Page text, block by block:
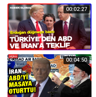
00:02:27
00:04:50